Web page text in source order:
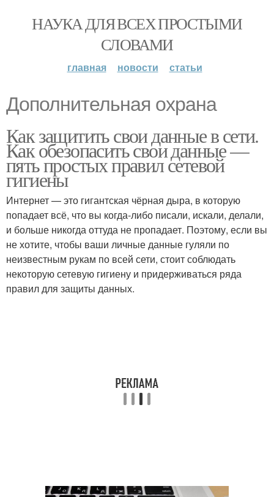
НАУКА ДЛЯ ВСЕХ ПРОСТЫМИ
СЛОВАМИ
главная новости статьи
Дополнительная охрана
Как защитить свои данные в сети.
Как обезопасить свои данные —
пять простых правил сетевой
гигиены
Интернет — это гигантская чёрная дыра, в которую
попадает всё, что вы когда-либо писали, искали, делали,
и больше никогда оттуда не пропадает. Поэтому, если вы
не хотите, чтобы ваши личные данные гуляли по
неизвестным рукам по всей сети, стоит соблюдать
некоторую сетевую гигиену и придерживаться ряда
правил для защиты данных.